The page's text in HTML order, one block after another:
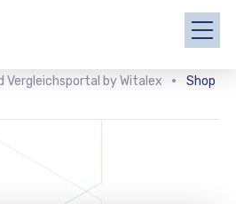
Vergleichsportal by Witalex Shop